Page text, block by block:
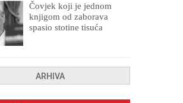
Čovjek koji je jednom
knjigom od zaborava
spasio stotine tisuća
ARHIVA